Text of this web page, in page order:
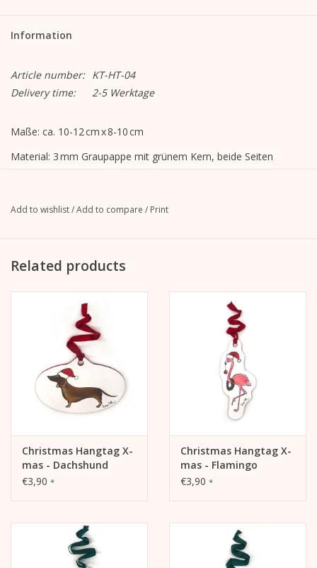
Information
Article number: KT-HT-04
Delivery time:
2-5 Werktage
Maße: ca. 10-12 cm x 8-10 cm
Material: 3 mm Graupappe mit grünem Kern, beide Seiten
Veredelung:
Motiv: FAHRRAD
Add to wishlist/Add to compare / Print
Related products
Christmas Hangtag X-
mas - Dachshund
€3,90 *
Christmas Hangtag X-
mas - Flamingo
€3,90 *